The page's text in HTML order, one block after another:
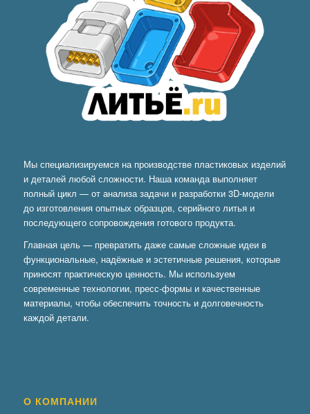
Мы специализируемся на производстве пластиковых изделий
и деталей любой сложности. Наша команда выполняет
полный цикл — от анализа задачи и разработки 3D-модели
до изготовления опытных образцов, серийного литья и
последующего сопровождения готового продукта.
Главная цель — превратить даже самые сложные идеи в
функциональные, надёжные и эстетичные решения, которые
приносят практическую ценность. Мы используем
современные технологии, пресс-формы и качественные
материалы, чтобы обеспечить точность и долговечность
каждой детали.
О КОМПАНИИ